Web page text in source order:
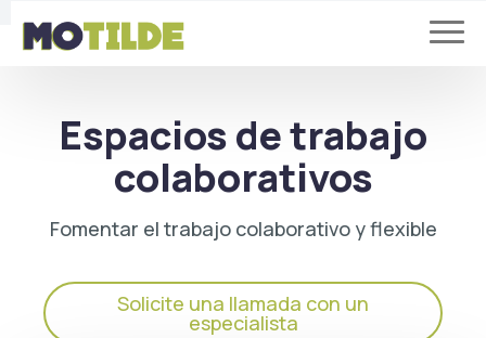
Espacios de trabajo
colaborativos
Fomentar el trabajo colaborativo y flexible
Solicite una llamada con un
especialista